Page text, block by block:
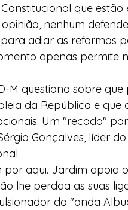
que estão
nenhum
adiar as reformas
apenas permite
M questiona sobre que
da República e que
Um "recado"
Gonçalves, líder do
aqui. Jardim apoia
lhe perdoa as suas
da "onda